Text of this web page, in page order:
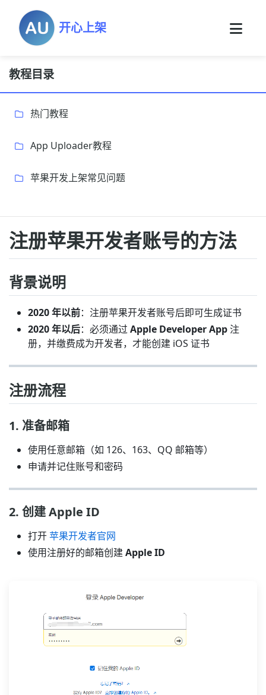
开心上架
教程目录
热门教程
App Uploader教程
苹果开发上架常见问题
注册苹果开发者账号的方法
背景说明
2020 年以前：注册苹果开发者账号后即可生成证书
2020 年以后：必须通过 Apple Developer App注
册，并缴费成为开发者，才能创建 iOS 证书
注册流程
1. 准备邮箱
使用任意邮箱（如 126、163、QQ 邮箱等）
申请并记住账号和密码
2. 创建 Apple ID
打开苹果开发者官网
使用注册好的邮箱创建Apple ID